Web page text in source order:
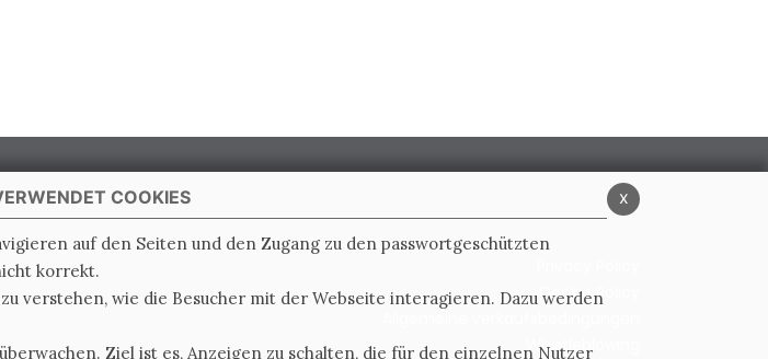
Cookie Policy
Whistleblowing
x
COOKIES
auf den Seiten und den Zugang zu den passwortgeschützten
korrekt.
verstehen, wie die Besucher mit der Webseite interagieren. Dazu werden
Ziel ist es, Anzeigen zu schalten, die für den einzelnen Nutzer